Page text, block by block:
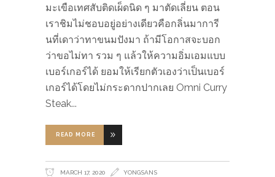
มะเขือเทศสับติดเผ็ดนิด ๆ มาตัดเลี่ยน ตอน
เราชิมไม่ชอบอยู่อย่างเดียวคือกลิ่นมาการี
นที่เดาว่าทาขนมปังมา ถ้ามีโอกาสจะบอก
ว่าขอไม่ทา รวม ๆ แล้วให้ความอิ่มเอมแบบ
เบอร์เกอร์ได้ ยอมให้เรียกตัวเองว่าเป็นเบอร์
เกอร์ได้โดยไม่กระดากปากเลย Omni Curry
Steak
READ MORE
MARCH 17, 2020 YONGSANS